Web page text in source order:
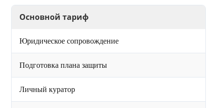
Основной тариф
Юридическое сопровождение
Подготовка плана защиты
Личный куратор